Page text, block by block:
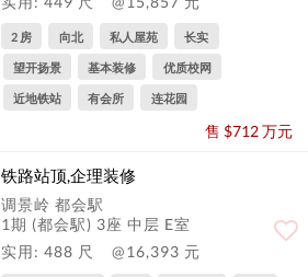
2 房 向北 私人屋苑 长实
望开扬景 基本装修 优质校网
近地铁站 有会所 连花园
售 $712 万元
铁路站顶,企理装修
调景岭 都会駅
1期 (都会駅) 3座 中层 E室
实用: 488 尺
@16,393 元